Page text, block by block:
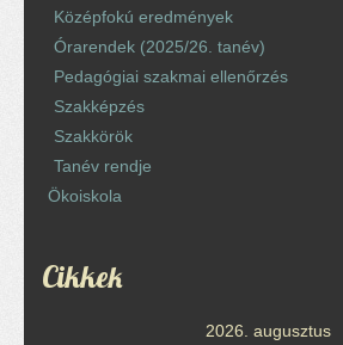
Középfokú eredmények
Órarendek (2025/26. tanév)
Pedagógiai szakmai ellenőrzés
Szakképzés
Szakkörök
Tanév rendje
Ökoiskola
Cikkek
2026. augusztus